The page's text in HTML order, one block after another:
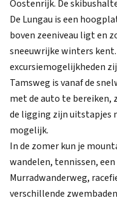
Oostenrijk. De
De Lungau is een
boven zeeniveau ligt en
sneeuwrijke winters kent.
excursiemogelijkheden
Tamsweg is vanaf de
met de auto te bereiken,
de ligging zijn uitstapjes
mogelijk.
In de zomer kun je
wandelen, tennissen,
Murradwanderweg,
verschillende